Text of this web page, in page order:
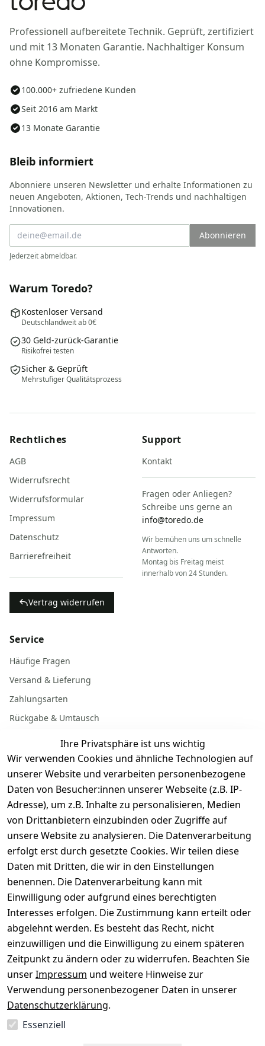
Ihre Privatsphäre ist uns wichtig
Wir verwenden Cookies und ähnliche Technologien auf
unserer Website und verarbeiten personenbezogene
Daten von Besucher:innen unserer Webseite (z.B. IP-
Adresse), um z.B. Inhalte zu personalisieren, Medien
von Drittanbietern einzubinden oder Zugriffe auf
unsere Website zu analysieren. Die Datenverarbeitung
erfolgt erst durch gesetzte Cookies. Wir teilen diese
Daten mit Dritten, die wir in den Einstellungen
benennen. Die Datenverarbeitung kann mit
Einwilligung oder aufgrund eines berechtigten
Interesses erfolgen. Die Zustimmung kann erteilt oder
abgelehnt werden. Es besteht das Recht, nicht
einzuwilligen und die Einwilligung zu einem späteren
Zeitpunkt zu ändern oder zu widerrufen. Beachten Sie
unserImpressum und weitere Hinweise zur
Verwendung personenbezogener Daten in unserer
Datenschutzerklärung.
Essenziell
Professionell aufbereitete Technik. Geprüft, zertifiziert
und mit 13 Monaten Garantie. Nachhaltiger Konsum
ohne Kompromisse.
100.000+ zufriedene Kunden
Seit 2016 am Markt
13 Monate Garantie
Bleib informiert
Abonniere unseren Newsletter und erhalte Informationen zu
neuen Angeboten, Aktionen, Tech-Trends und nachhaltigen
Innovationen.
Abonnieren
Jederzeit abmeldbar.
Warum Toredo?
Kostenloser Versand
Deutschlandweit ab 0€
30 Geld-zurück-Garantie
Risikofrei testen
Sicher & Geprüft
Mehrstufiger Qualitätsprozess
Rechtliches
AGB
Widerrufsrecht
Widerrufsformular
Impressum
Datenschutz
Barrierefreiheit
Vertrag widerrufen
Support
Kontakt
Fragen oder Anliegen?
Schreibe uns gerne an
info@toredo.de
Wir bemühen uns um schnelle
Antworten.
Montag bis Freitag meist
innerhalb von 24 Stunden.
Service
Häufige Fragen
Versand & Lieferung
Zahlungsarten
Rückgabe & Umtausch
Batterieentsorgung
Gerät verkaufen
Dein altes Gerät ist bares Geld wert. Festpreis in
wenigen Minuten, kostenfrei einsenden, Auszahlung
aufs Konto.
Gerät verkaufen
Sichere Zahlungsarten
SEPA Bank
Sicherheit